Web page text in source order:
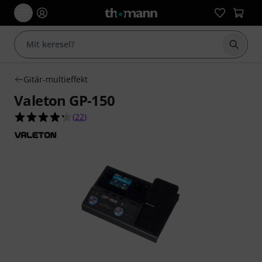
Gitár-multieffekt
Valeton GP-150
4.3/5 csillag, összesen 22 értékelés alapján
(22)